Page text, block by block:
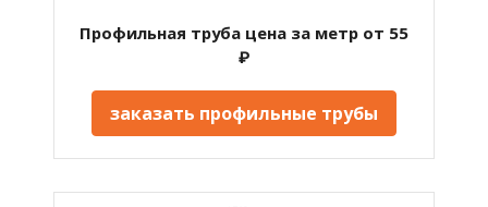
Профильная труба цена за метр от 55
₽
заказать профильные трубы